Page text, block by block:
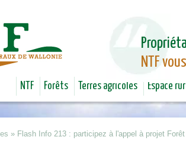
NTF
NTF Forêts Terres agricoles Espace
» Flash Info 213 : participez à l'appel à projet